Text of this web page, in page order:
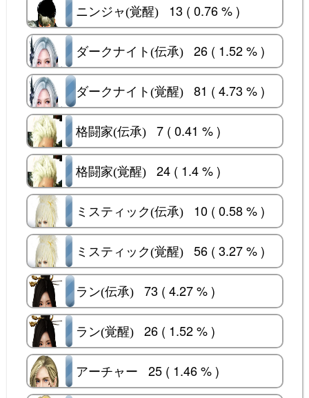
ニンジャ(覚醒)
ニンジャ(覚醒) 13 ( 0.76 % )
ダークナイト(伝承)
ダークナイト(伝承) 26 ( 1.52 % )
ダークナイト(覚醒)
ダークナイト(覚醒) 81 ( 4.73 % )
格闘家(伝承)
格闘家(伝承) 7 ( 0.41 % )
格闘家(覚醒)
格闘家(覚醒) 24 ( 1.4 % )
ミスティック(伝承)
ミスティック(伝承) 10 ( 0.58 % )
ミスティック(覚醒)
ミスティック(覚醒) 56 ( 3.27 % )
ラン(伝承)
ラン(伝承) 73 ( 4.27 % )
ラン(覚醒)
ラン(覚醒) 26 ( 1.52 % )
アーチャー
アーチャー 25 ( 1.46 % )